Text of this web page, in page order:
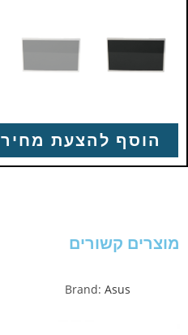
הוסף להצעת מחיר
מוצרים קשורים
Brand: Asus